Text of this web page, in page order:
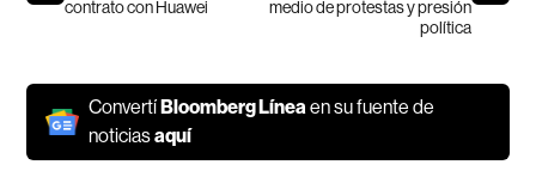
contrato con Huawei
medio de protestas y presión
política
ConvertíBloomberg Líneaen su fuente de
noticiasaquí